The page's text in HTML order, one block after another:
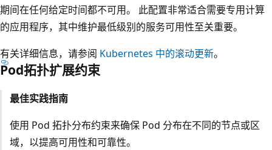
期间在任何给定时间都不可用。 此配置非常适合需要专用计算
的应用程序，其中维护最低级别的服务可用性至关重要。
有关详细信息，请参阅 Kubernetes 中的滚动更新。
Pod拓扑扩展约束
最佳实践指南
使用 Pod 拓扑分布约束来确保 Pod 分布在不同的节点或区
域，以提高可用性和可靠性。